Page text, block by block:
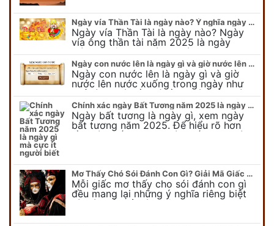
Ngày vía Thần Tài là ngày nào? Ý nghĩa ngày vía Thần Tài năm 2025
Ngày vía Thần Tài là ngày nào? Ngày
vía ông thần tài năm 2025 là ngày
mùng 10 âm lịch hàng tháng. Tại sao
trong ngày này, tất cả mọi…
Ngày con nước lên là ngày gì và giờ nước lên nước xuống trong ngày?
Ngày con nước lên là ngày gì và giờ
nước lên nước xuống trong ngày như
thế nào? Có điều gì cần chú ý về ngày
con nước lên? Đừng…
Chính xác ngày Bất Tương năm 2025 là ngày gì mà cực ít người biết
Ngày bất tương là ngày gì, xem ngày
bất tương năm 2025. Để hiểu rõ hơn
về ngày bất tương, ngày bất tương là
Mơ Thấy Chó Sói Đánh Con Gì? Giải Mã Giấc Mơ Bí Ẩn
Mỗi giấc mơ thấy cho sói đánh con gì
đều mang lại những ý nghĩa riêng biệt
và có thể phản ánh tâm trạng, suy nghĩ